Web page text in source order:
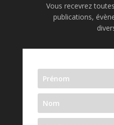
Vous recevrez
publications,